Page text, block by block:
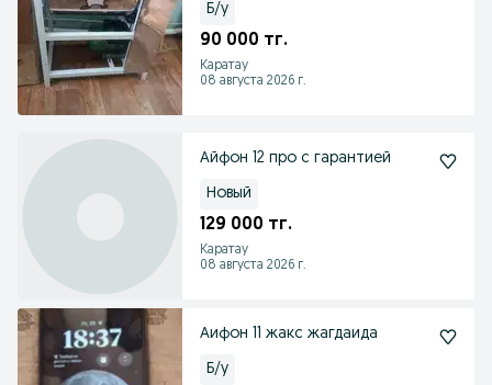
Б/у
90 000 тг.
Каратау
08 августа 2026 г.
Айфон 12 про с гарантией
Новый
129 000 тг.
Каратау
08 августа 2026 г.
Аифон 11 жакс жагдаида
Б/у